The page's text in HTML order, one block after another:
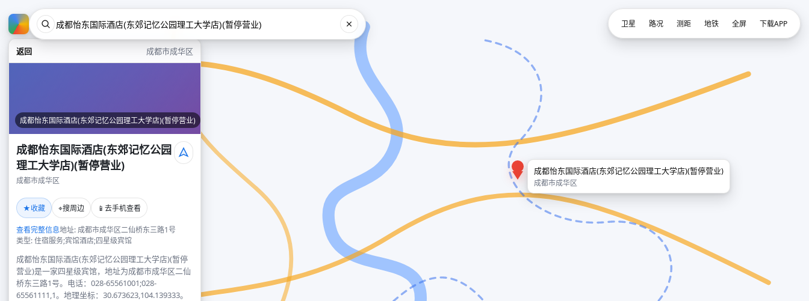
返回 成都市成华区
成都怡东国际酒店(东郊记忆公园理工大学店)(暂停营业)
成都怡东国际酒店(东郊记忆公园
理工大学店)(暂停营业)
成都市成华区
★收藏 ⌖搜周边 📱 去手机查看
查看完整信息地址: 成都市成华区二仙桥东三路1号
类型: 住宿服务;宾馆酒店;四星级宾馆
成都怡东国际酒店(东郊记忆公园理工大学店)(暂停
营业)是一家四星级宾馆，地址为成都市成华区二仙
桥东三路1号。电话：028-65561001;028-
65561111,1。地理坐标：30.673623,104.139333。
成都怡东国际酒店(东郊记忆公园理工大学店)(暂停营业)
成都市成华区
卫星 路况 测距 地铁 全屏 下载APP